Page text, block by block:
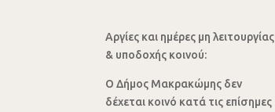
Αργίες και ημέρες μη λειτουργίας
& υποδοχής κοινού:
Ο Δήμος Μακρακώμης δεν
δέχεται κοινό κατά τις επίσημες